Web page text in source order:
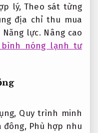
lý,Theo sát từng
địa chỉ thu mua
Năng lực. Nâng cao
bình nóng lạnh tư
Quy trình minh
đông, Phù hợp nhu